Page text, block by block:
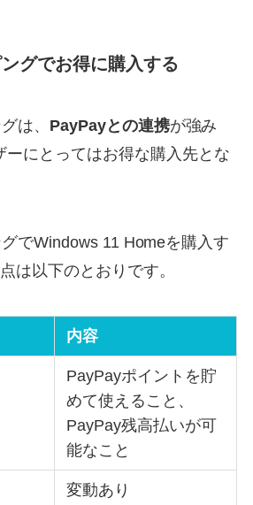
グでお得に購入する
は、 PayPayとの連携が強み
ーにとってはお得な購入先とな
でWindows 11 Homeを購入す
は以下のとおりです。
内容
PayPayポイントを貯
めて使えること、
PayPay残高払いが可
能なこと
変動あり